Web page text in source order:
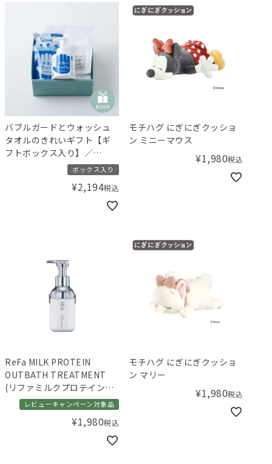
バブルガードとウォッシュ
タオルのきれいギフト【ギ
フトボックス入り】／
Amingオリジナルセット
ボックス入り
¥2,194税込
モチハグ にぎにぎクッショ
ン ミニーマウス
¥1,980税込
ReFa MILK PROTEIN
OUTBATH TREATMENT
(リファミルクプロテインア
ウトバストリートメント)
レビューキャンペーン対象品
¥1,980税込
モチハグ にぎにぎクッショ
ン マリー
¥1,980税込